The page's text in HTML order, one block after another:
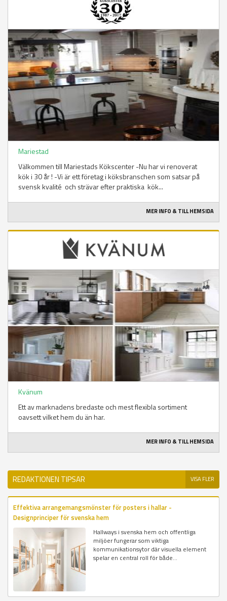
Mariestad
Välkommen till Mariestads Kökscenter -Nu har vi renoverat
kök i 30 år ! -Vi är ett företag i köksbranschen som satsar på
svensk kvalité och strävar efter praktiska kök...
MER INFO & TILL HEMSIDA
Kvänum
Ett av marknadens bredaste och mest flexibla sortiment
oavsett vilket hem du än har.
MER INFO & TILL HEMSIDA
REDAKTIONEN TIPSAR VISA FLER
Effektiva arrangemangsmönster för posters i hallar -
Designprinciper för svenska hem
Hallways i svenska hem och offentliga
miljöer fungerar som viktiga
kommunikationsytor där visuella element
spelar en central roll för både...